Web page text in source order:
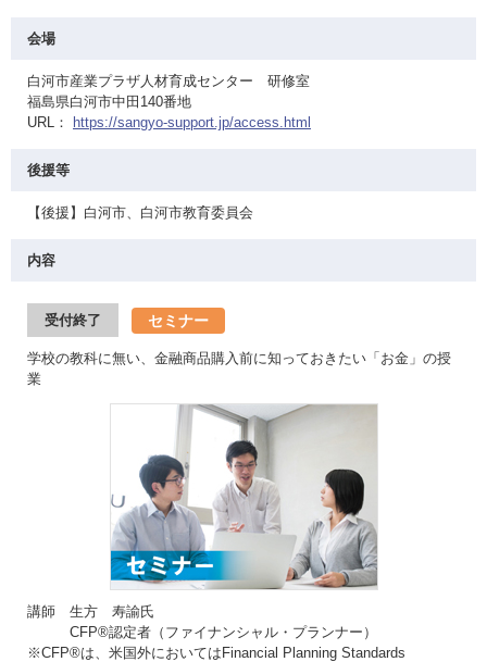
会場
白河市産業プラザ人材育成センター 研修室
福島県白河市中田140番地
URL：
https://sangyo-support.jp/access.html
後援等
【後援】白河市、白河市教育委員会
内容
受付終了 セミナー
学校の教科に無い、金融商品購入前に知っておきたい「お金」の授
業
講師 生方 寿諭氏
CFP®認定者（ファイナンシャル・プランナー）
※CFP®は、米国外においてはFinancial Planning Standards